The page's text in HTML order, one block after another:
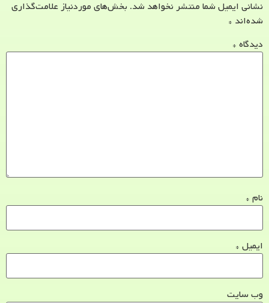
نشانی ایمیل شما منتشر نخواهد شد. بخش‌های موردنیاز علامت‌گذاری
شده‌اند *
دیدگاه *
نام *
ایمیل *
وب‌ سایت